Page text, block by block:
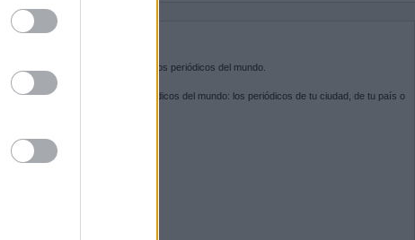
SOBRE KIOSKO.NET
es la puerta de entrada a los periódicos del mundo.
Navega por las portadas de los periódicos del mundo: los periódicos de tu ciudad, de tu país o
SÍGUENOS